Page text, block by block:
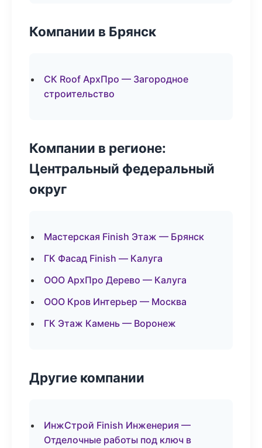
Компании в Брянск
СК Roof АрхПро — Загородное
строительство
Компании в регионе:
Центральный федеральный
округ
Мастерская Finish Этаж — Брянск
ГК Фасад Finish — Калуга
ООО АрхПро Дерево — Калуга
ООО Кров Интерьер — Москва
ГК Этаж Камень — Воронеж
Другие компании
ИнжСтрой Finish Инженерия —
Отделочные работы под ключ в